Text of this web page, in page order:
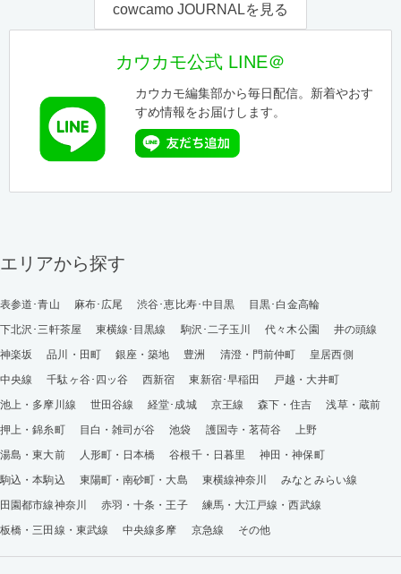
cowcamo JOURNALを見る
カウカモ公式 LINE＠
カウカモ編集部から毎日配信。新着やおす
すめ情報をお届けします。
エリアから探す
表参道･青山 麻布･広尾 渋谷･恵比寿･中目黒
目黒･白金高輪
下北沢･三軒茶屋
東横線･目黒線 駒沢･二子玉川 代々木公園
井の頭線
神楽坂
品川・田町 銀座・築地 豊洲 清澄・門前仲町
皇居西側
中央線
千駄ヶ谷･四ッ谷 西新宿 東新宿･早稲田
戸越・大井町
池上・多摩川線
世田谷線 経堂･成城 京王線 森下・住吉
浅草・蔵前
押上・錦糸町
目白・雑司が谷 池袋 護国寺・茗荷谷
上野
湯島・東大前
人形町・日本橋 谷根千・日暮里
神田・神保町
駒込・本駒込
東陽町・南砂町・大島 東横線神奈川
みなとみらい線
田園都市線神奈川
赤羽・十条・王子
練馬・大江戸線・西武線
板橋・三田線・東武線
中央線多摩 京急線 その他